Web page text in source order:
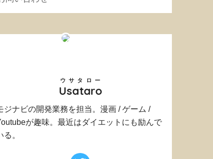
Usataro
ウサタロー
ジナビの開発業務を担当。漫画 / ゲーム /
が趣味。最近はダイエットにも励んで
る。